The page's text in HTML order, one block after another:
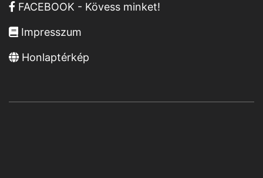
FACEBOOK - Kövess minket!
Impresszum
Honlaptérkép